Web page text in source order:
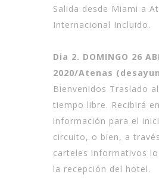
Salida desde Miami a
Internacional Incluido.
Dia 2. DOMINGO 26
2020/Atenas
Bienvenidos Traslado
tiempo libre. Recibirá
información para el
circuito, o bien, a
carteles informativos
la recepción del hotel.